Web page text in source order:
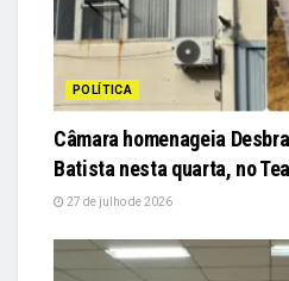
POLÍTICA
Câmara homenageia
Batista nesta quarta, no
27 de julho de 2026